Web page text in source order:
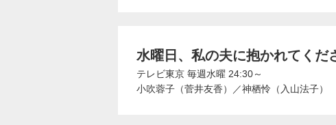
水曜日、私の夫に抱かれてくだ
テレビ東京 毎週水曜 24:30～
⼩吹蓉⼦（菅井友香）
／神栖怜（入山法子）